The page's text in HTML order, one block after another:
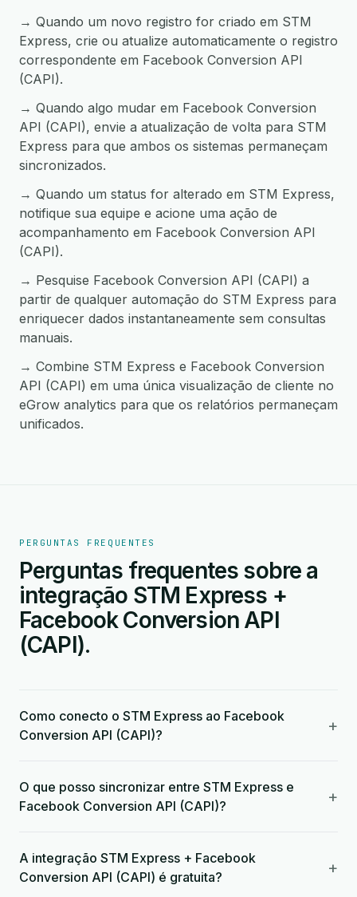
→ Quando um novo registro for criado em STM
Express, crie ou atualize automaticamente o registro
correspondente em Facebook Conversion API
(CAPI).
→ Quando algo mudar em Facebook Conversion
API (CAPI), envie a atualização de volta para STM
Express para que ambos os sistemas permaneçam
sincronizados.
→ Quando um status for alterado em STM Express,
notifique sua equipe e acione uma ação de
acompanhamento em Facebook Conversion API
(CAPI).
→ Pesquise Facebook Conversion API (CAPI) a
partir de qualquer automação do STM Express para
enriquecer dados instantaneamente sem consultas
manuais.
→ Combine STM Express e Facebook Conversion
API (CAPI) em uma única visualização de cliente no
eGrow analytics para que os relatórios permaneçam
unificados.
PERGUNTAS FREQUENTES
Perguntas frequentes sobre a
integração STM Express +
Facebook Conversion API
(CAPI).
Como conecto o STM Express ao Facebook
Conversion API (CAPI)?
+
O que posso sincronizar entre STM Express e
Facebook Conversion API (CAPI)?
+
A integração STM Express + Facebook
Conversion API (CAPI) é gratuita?
+